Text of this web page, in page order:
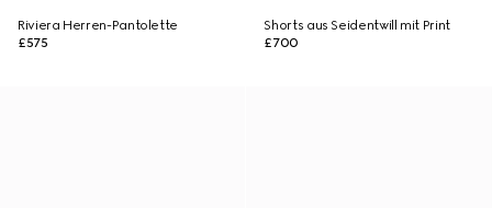
Riviera Herren-Pantolette
£575
Shorts aus Seidentwill mit Print
£700